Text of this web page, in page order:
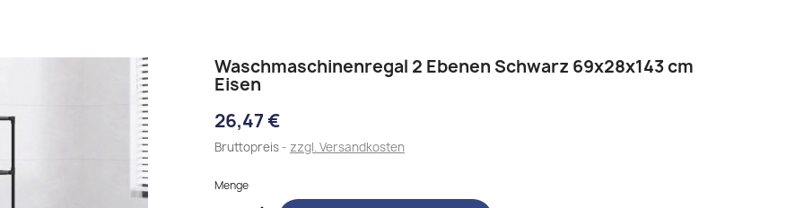
Waschmaschinenregal 2 Ebenen Schwarz 69x28x143 cm
Eisen
26,47 €
Bruttopreis zzgl. Versandkosten
Menge